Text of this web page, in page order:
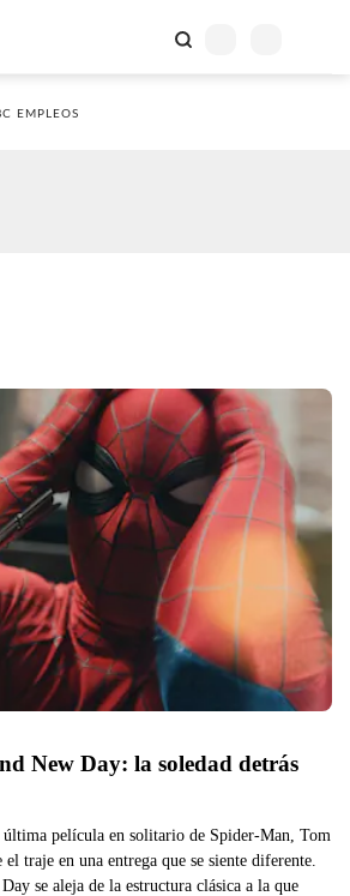
EMPLEOS
New Day: la soledad detrás
última película en solitario de Spider-Man, Tom
traje en una entrega que se siente diferente.
se aleja de la estructura clásica a la que